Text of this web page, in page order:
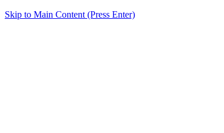
Skip to Main Content (Press Enter)